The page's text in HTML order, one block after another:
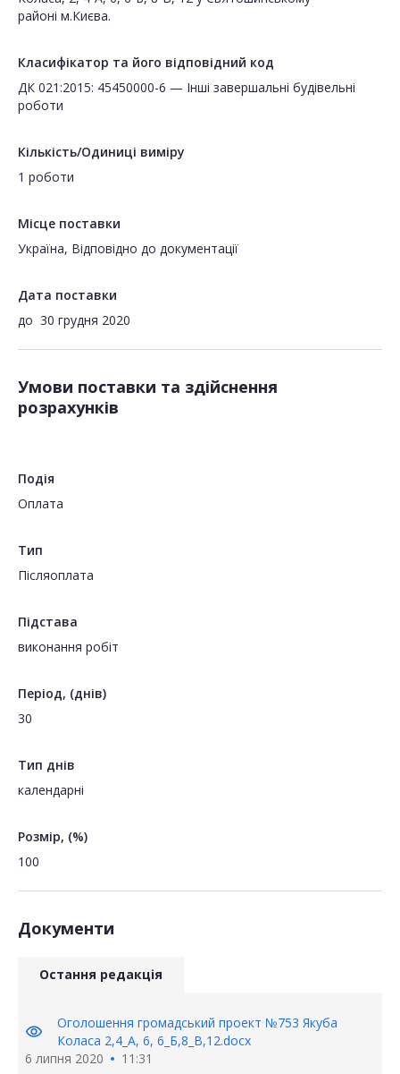
районі м.Києва.
Класифікатор та його відповідний код
ДК 021:2015: 45450000-6 — Інші завершальні будівельні
роботи
Кількість/Одиниці виміру
1 роботи
Місце поставки
Україна, Відповідно до документації
Дата поставки
до 30 грудня 2020
Умови поставки та здійснення
розрахунків
Подія
Оплата
Тип
Пiсляоплата
Підстава
виконання робіт
Період, (днів)
30
Тип днів
календарні
Розмір, (%)
100
Документи
Остання редакція
visibility
Оголошення громадський проект №753 Якуба
Коласа 2,4_А, 6, 6_Б,8_В,12.docx
6 липня 2020
11:31